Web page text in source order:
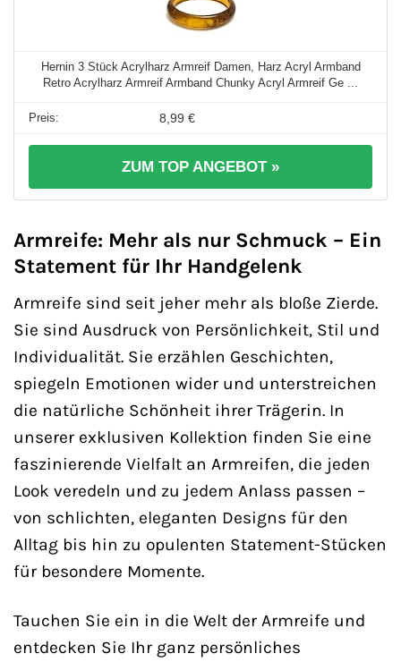
Hernin 3 Stück Acrylharz Armreif Damen, Harz Acryl Armband
Retro Acrylharz Armreif Armband Chunky Acryl Armreif Ge ...
8,99 €
ZUM TOP ANGEBOT »
Armreife: Mehr als nur Schmuck – Ein
Statement für Ihr Handgelenk
Armreife sind seit jeher mehr als bloße Zierde.
Sie sind Ausdruck von Persönlichkeit, Stil und
Individualität. Sie erzählen Geschichten,
spiegeln Emotionen wider und unterstreichen
die natürliche Schönheit ihrer Trägerin. In
unserer exklusiven Kollektion finden Sie eine
faszinierende Vielfalt an Armreifen, die jeden
Look veredeln und zu jedem Anlass passen –
von schlichten, eleganten Designs für den
Alltag bis hin zu opulenten Statement-Stücken
für besondere Momente.
Tauchen Sie ein in die Welt der Armreife und
entdecken Sie Ihr ganz persönliches